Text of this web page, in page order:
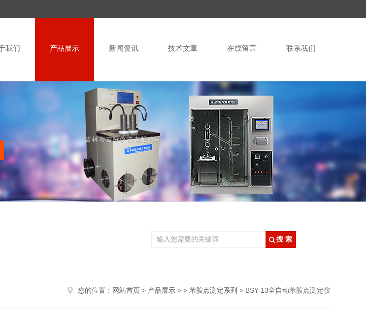
我们 产品展示 新闻资讯 技术文章 在线留言 联系我们
您的位置： 网站首页 > 产品展示 > > 苯胺点测定系列 > BSY-13全自动苯胺点测定仪